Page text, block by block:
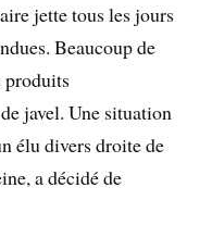
jette tous les jours
Beaucoup de
produits
javel. Une situation
élu divers droite de
a décidé de